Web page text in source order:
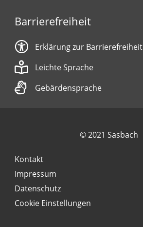
Barrierefreiheit
Erklärung zur Barrierefreiheit
Leichte Sprache
Gebärdensprache
© 2021 Sasbach
Kontakt
Impressum
Datenschutz
Cookie Einstellungen